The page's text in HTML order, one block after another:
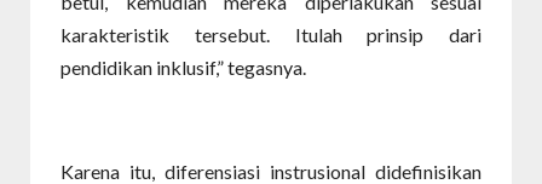
karakteristik tersebut. Itulah prinsip dari
pendidikan inklusif,” tegasnya.
Karena itu, diferensiasi instrusional didefinisikan